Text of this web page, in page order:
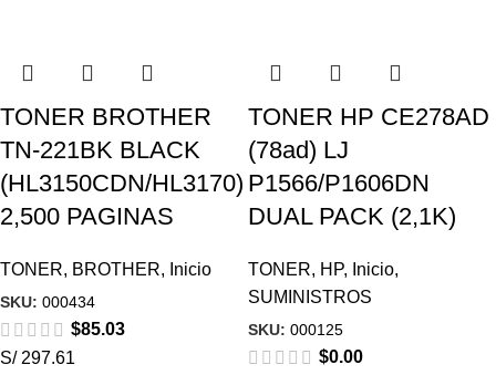
TONER BROTHER
TN-221BK BLACK
(HL3150CDN/HL3170)
2,500 PAGINAS
TONER, BROTHER, Inicio
SKU: 000434
$85.03
S/ 297.61
TONER HP CE278AD
(78ad) LJ
P1566/P1606DN
DUAL PACK (2,1K)
TONER, HP, Inicio,
SUMINISTROS
SKU: 000125
$0.00